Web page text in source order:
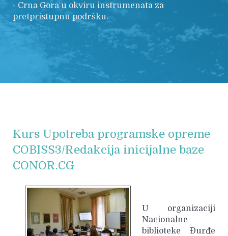
- Crna Gora u okviru instrumenata za
pretpristupnu podršku.
Kurs Upotreba programske opreme
COBISS3/Redakcija inicijalne baze
CONOR.CG
U organizaciji
Nacionalne
biblioteke Đurđe